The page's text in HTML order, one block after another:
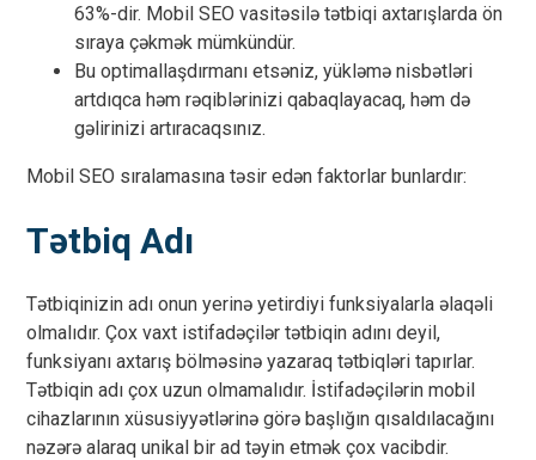
63%-dir. Mobil SEO vasitəsilə tətbiqi axtarışlarda ön
sıraya çəkmək mümkündür.
Bu optimallaşdırmanı etsəniz, yükləmə nisbətləri
artdıqca həm rəqiblərinizi qabaqlayacaq, həm də
gəlirinizi artıracaqsınız.
Mobil SEO sıralamasına təsir edən faktorlar bunlardır:
Tətbiq Adı
Tətbiqinizin adı onun yerinə yetirdiyi funksiyalarla əlaqəli
olmalıdır. Çox vaxt istifadəçilər tətbiqin adını deyil,
funksiyanı axtarış bölməsinə yazaraq tətbiqləri tapırlar.
Tətbiqin adı çox uzun olmamalıdır. İstifadəçilərin mobil
cihazlarının xüsusiyyətlərinə görə başlığın qısaldılacağını
nəzərə alaraq unikal bir ad təyin etmək çox vacibdir.